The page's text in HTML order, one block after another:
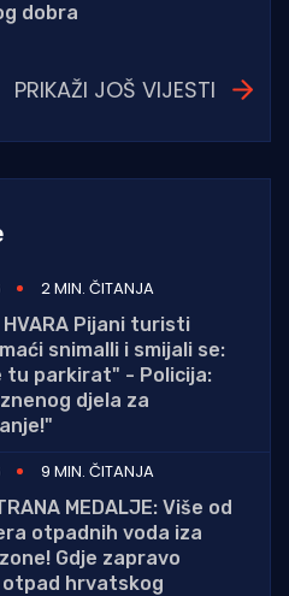
dobra
PRIKAŽI JOŠ VIJESTI
2 MIN. ČITANJA
HVARA Pijani turisti
snimalli i smijali se:
tu parkirat" - Policija:
djela za
9 MIN. ČITANJA
MEDALJE: Više od
otpadnih voda iza
Gdje zapravo
hrvatskog